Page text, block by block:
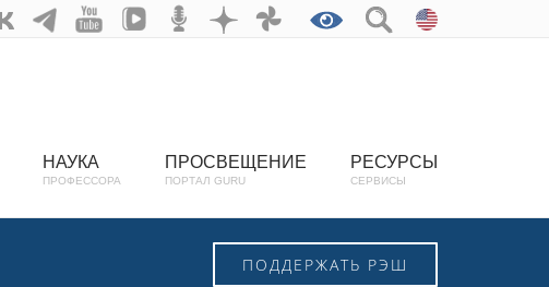
НАУКА
ПРОФЕССОРА
ПРОСВЕЩЕНИЕ
ПОРТАЛ GURU
РЕСУРСЫ
СЕРВИСЫ
ПОДДЕРЖАТЬ РЭШ